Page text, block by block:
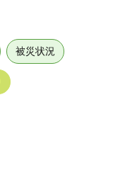
被災状況